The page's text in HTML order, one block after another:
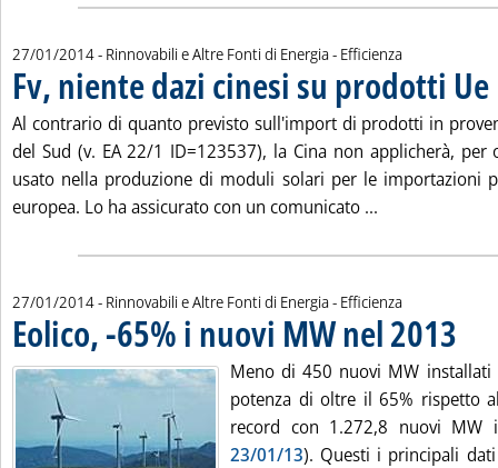
27/01/2014- Rinnovabili e Altre Fonti di Energia - Efficienza
Fv, niente dazi cinesi su prodotti Ue
Al contrario di quanto previsto sull'import di prodotti in
del Sud (v. EA 22/1 ID=123537), la Cina non applicherà,
usato nella produzione di moduli solari per le importazioni
europea. Lo ha assicurato con un comunicato ...
27/01/2014- Rinnovabili e Altre Fonti di Energia - Efficienza
Eolico, -65% i nuovi MW nel 2013
Meno di 450 nuovi MW
potenza di oltre il 65% rispetto
record con 1.272,8 nuovi MW
23/01/13). Questi i principali